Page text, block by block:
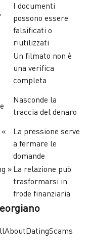
I documenti
possono essere
falsificati o
riutilizzati
Un filmato non è
una verifica
completa
Nasconde la
traccia del denaro
La pressione serve
a fermare le
domande
»La relazione può
trasformarsi in
frode finanziaria